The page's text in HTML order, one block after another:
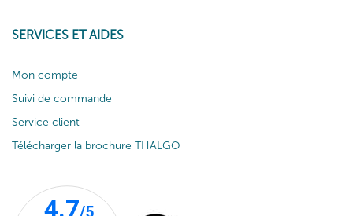
SERVICES ET AIDES
Mon compte
Suivi de commande
Service client
Télécharger la brochure THALGO